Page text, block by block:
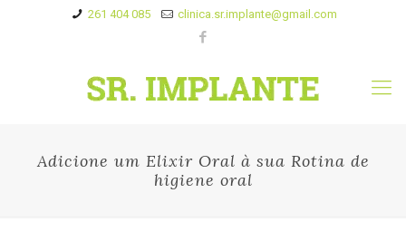
261 404 085 clinica.sr.implante@gmail.com
Adicione um Elixir Oral à sua Rotina de
higiene oral